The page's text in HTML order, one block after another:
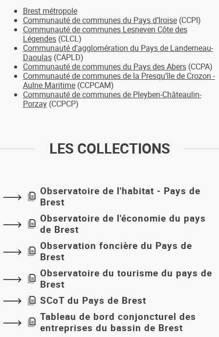
Brest métropole
Communauté de communes du Pays d’Iroise(CCPI)
Communauté de communes Lesneven Côte des
Légendes(CLCL)
Communauté d'agglomération du Pays de Landerneau-
Daoulas(CAPLD)
Communauté de communes du Pays des Abers(CCPA)
Communauté de communes de la Presqu’île de Crozon -
Aulne Maritime(CCPCAM)
Communauté de communes de Pleyben-Châteaulin-
Porzay(CCPCP)
LES COLLECTIONS
Observatoire de l'habitat - Pays de
Brest
Observatoire de l'économie du pays
de Brest
Observation foncière du Pays de
Brest
Observatoire du tourisme du pays de
Brest
SCoT du Pays de Brest
Tableau de bord conjoncturel des
entreprises du bassin de Brest